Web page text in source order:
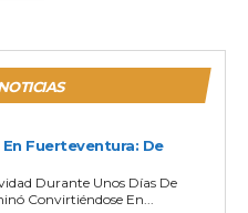
Fuerteventura: De
Durante Unos Días De
Convirtiéndose En...